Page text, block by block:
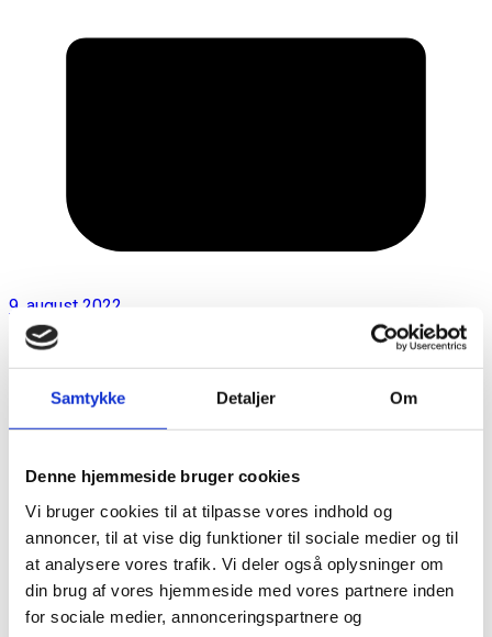
Samtykke Detaljer Om
Denne hjemmeside bruger cookies
Vi bruger cookies til at tilpasse vores indhold og
annoncer, til at vise dig funktioner til sociale medier og til
at analysere vores trafik. Vi deler også oplysninger om
din brug af vores hjemmeside med vores partnere inden
for sociale medier, annonceringspartnere og
9. august 2022